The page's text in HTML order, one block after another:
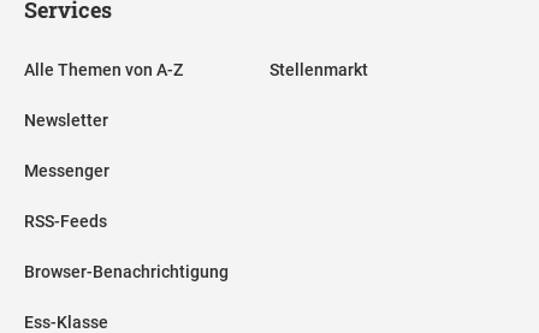
Services
Alle Themen von A-Z
Newsletter
Messenger
RSS-Feeds
Browser-Benachrichtigung
Ess-Klasse
Stellenmarkt